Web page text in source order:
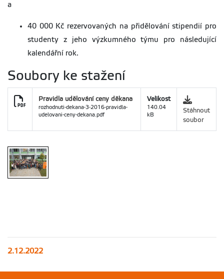
a
40 000 Kč rezervovaných na přidělování stipendií pro
studenty z jeho výzkumného týmu pro následující
kalendářní rok.
Soubory ke stažení
Pravidla udělování ceny děkana
rozhodnuti-dekana-3-2016-pravidla-
udelovani-ceny-dekana.pdf
Velikost
140.04
kB
Stáhnout
soubor
2.12.2022